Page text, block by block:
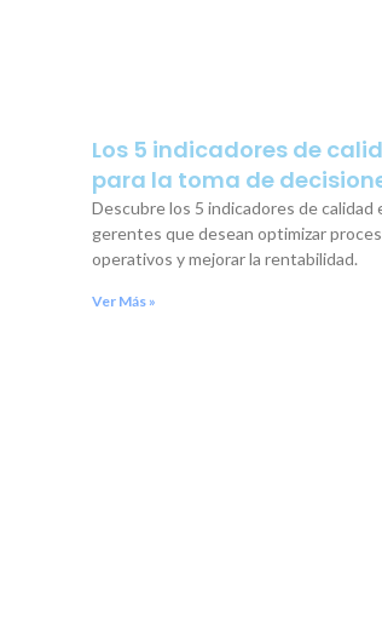
Los 5 indicadores de
para la toma de
Descubre los 5 indicadores de calidad
gerentes que desean optimizar
operativos y mejorar la rentabilidad.
Ver Más »